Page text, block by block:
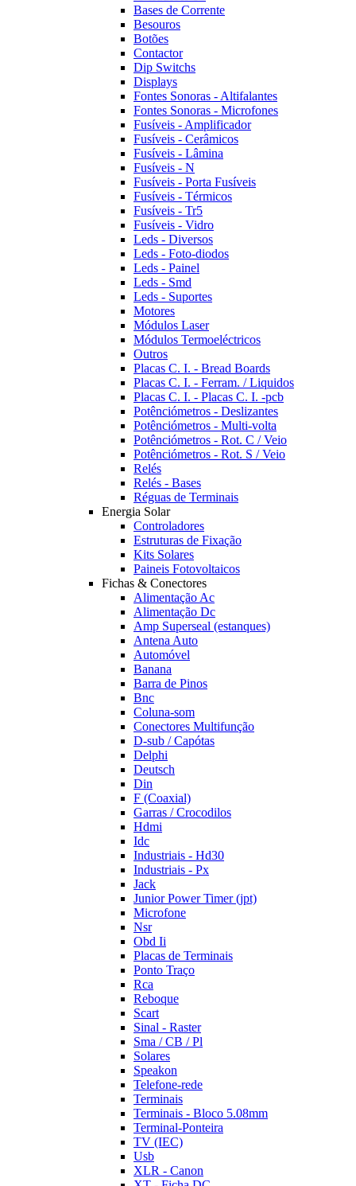
Bases de Corrente
Besouros
Botões
Contactor
Dip Switchs
Displays
Fontes Sonoras - Altifalantes
Fontes Sonoras - Microfones
Fusíveis - Amplificador
Fusíveis - Cerâmicos
Fusíveis - Lâmina
Fusíveis - N
Fusíveis - Porta Fusíveis
Fusíveis - Térmicos
Fusíveis - Tr5
Fusíveis - Vidro
Leds - Diversos
Leds - Foto-diodos
Leds - Painel
Leds - Smd
Leds - Suportes
Motores
Módulos Laser
Módulos Termoeléctricos
Outros
Placas C. I. - Bread Boards
Placas C. I. - Ferram. / Liquidos
Placas C. I. - Placas C. I. -pcb
Potênciómetros - Deslizantes
Potênciómetros - Multi-volta
Potênciómetros - Rot. C / Veio
Potênciómetros - Rot. S / Veio
Relés
Relés - Bases
Réguas de Terminais
Energia Solar
Controladores
Estruturas de Fixação
Kits Solares
Paineis Fotovoltaicos
Fichas & Conectores
Alimentação Ac
Alimentação Dc
Amp Superseal (estanques)
Antena Auto
Automóvel
Banana
Barra de Pinos
Bnc
Coluna-som
Conectores Multifunção
D-sub / Capótas
Delphi
Deutsch
Din
F (Coaxial)
Garras / Crocodilos
Hdmi
Idc
Industriais - Hd30
Industriais - Px
Jack
Junior Power Timer (jpt)
Microfone
Nsr
Obd Ii
Placas de Terminais
Ponto Traço
Rca
Reboque
Scart
Sinal - Raster
Sma / CB / Pl
Solares
Speakon
Telefone-rede
Terminais
Terminais - Bloco 5.08mm
Terminal-Ponteira
TV (IEC)
Usb
XLR - Canon